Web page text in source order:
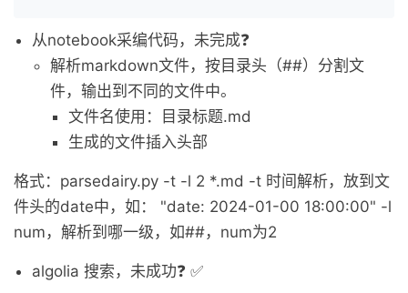
从notebook采编代码，未完成❓
解析markdown文件，按目录头（##）分割文
件，输出到不同的文件中。
文件名使用：目录标题.md
生成的文件插入头部
格式：parsedairy.py -t -l 2 *.md -t 时间解析，放到文
件头的date中，如： "date: 2024-01-00 18:00:00" -l
num，解析到哪一级，如##，num为2
algolia 搜索，未成功❓ ✅